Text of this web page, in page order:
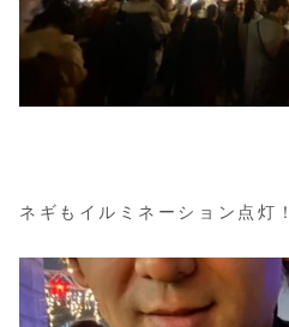
ネギもイルミネーション点灯！